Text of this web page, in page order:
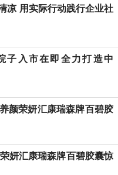
凉 用实际行动践行企业社
子入市在即全力打造中
颜荣妍汇康瑞森牌百碧胶
妍汇康瑞森牌百碧胶囊惊